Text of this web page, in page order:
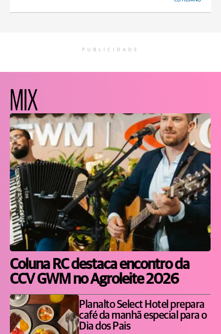
PUBLICIDADE
MIX
Coluna RC destaca encontro da
CCV GWM no Agroleite 2026
Planalto Select Hotel prepara
café da manhã especial para o
Dia dos Pais